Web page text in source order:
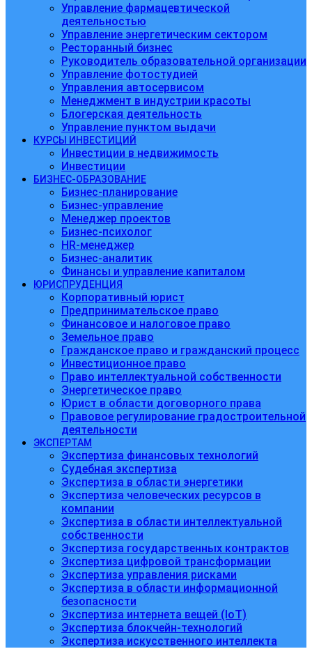
Управление фармацевтической
деятельностью
Управление энергетическим сектором
Ресторанный бизнес
Руководитель образовательной организации
Управление фотостудией
Управления автосервисом
Менеджмент в индустрии красоты
Блогерская деятельность
Управление пунктом выдачи
КУРСЫ ИНВЕСТИЦИЙ
Инвестиции в недвижимость
Инвестиции
БИЗНЕС-ОБРАЗОВАНИЕ
Бизнес-планирование
Бизнес-управление
Менеджер проектов
Бизнес-психолог
HR-менеджер
Бизнес-аналитик
Финансы и управление капиталом
ЮРИСПРУДЕНЦИЯ
Корпоративный юрист
Предпринимательское право
Финансовое и налоговое право
Земельное право
Гражданское право и гражданский процесс
Инвестиционное право
Право интеллектуальной собственности
Энергетическое право
Юрист в области договорного права
Правовое регулирование градостроительной
деятельности
ЭКСПЕРТАМ
Экспертиза финансовых технологий
Судебная экспертиза
Экспертиза в области энергетики
Экспертиза человеческих ресурсов в
компании
Экспертиза в области интеллектуальной
собственности
Экспертиза государственных контрактов
Экспертиза цифровой трансформации
Экспертиза управления рисками
Экспертиза в области информационной
безопасности
Экспертиза интернета вещей (IoT)
Экспертиза блокчейн-технологий
Экспертиза искусственного интеллекта